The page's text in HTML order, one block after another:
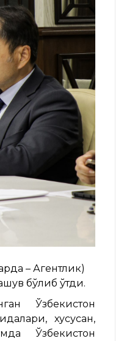
– Агентлик)
бўлиб ўтди.
Ўзбекистон
хусусан,
Ўзбекистон